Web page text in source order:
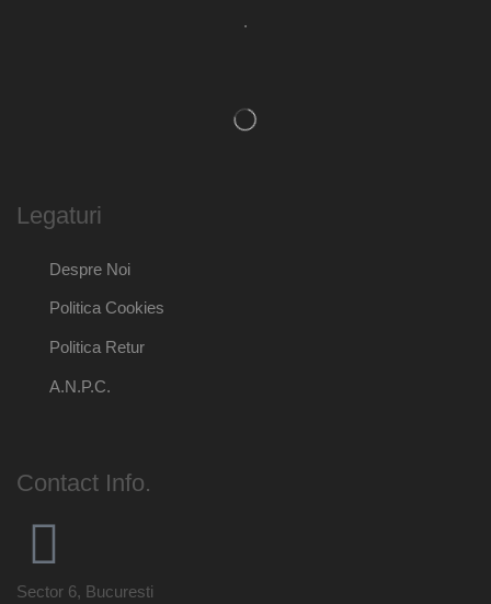
.
Legaturi
Despre Noi
Politica Cookies
Politica Retur
A.N.P.C.
Contact Info.
Sector 6, Bucuresti